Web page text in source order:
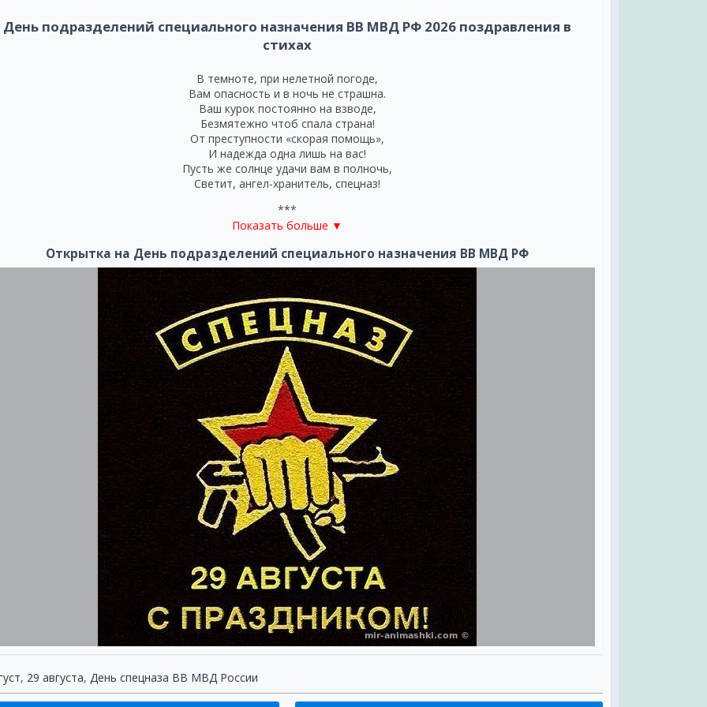
День подразделений специального назначения ВВ МВД РФ 2026 поздравления в
стихах
В темноте, при нелетной погоде,
Вам опасность и в ночь не страшна.
Ваш курок постоянно на взводе,
Безмятежно чтоб спала страна!
От преступности «скорая помощь»,
И надежда одна лишь на вас!
Пусть же солнце удачи вам в полночь,
Светит, ангел-хранитель, спецназ!
***
К руке прирос уж автомат, –
Сегодня важная причина
Эмоций получить каскад!
Произнесем простую фразу:
Быстрее, выше и сильней.
Ребята, с праздником спецназа!
Надежных вам в бою друзей!
***
Темно ли, страшно – вам не важно,
Преступник будет вами взят!
Сегодня славим мы отважных
Спецназа удалых ребят.
Для вас нет целей непокорных,
Задачи сложные – легко!
Свою несете службу гордо,
А дома пусть вас ждет тепло!
***
От терроризма, нападений
Ты защитишь нас, силовик.
Ну а когда свободно время,
От твоего в прицеле глаза
Не ускользнет из тени моль.
Тебя сегодня в День спецназа
Показать больше ▼
Открытка на День подразделений специального назначения ВВ МВД РФ
, 29 августа, День спецназа ВВ МВД России